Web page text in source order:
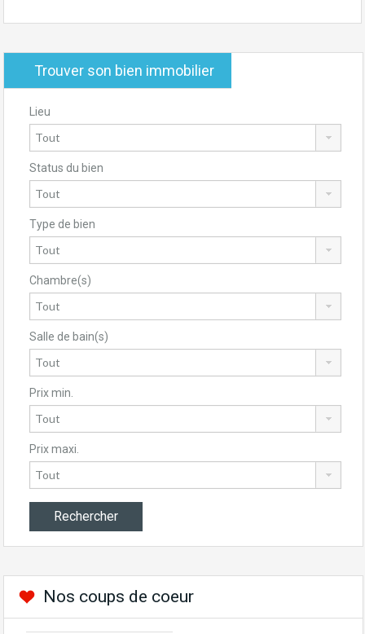
Trouver son bien immobilier
Lieu
Status du bien
Type de bien
Chambre(s)
Salle de bain(s)
Prix min.
Prix maxi.
Nos coups de coeur